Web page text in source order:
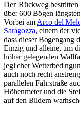
Den Rückweg
über 600 Bögen
Vorbei amArco del
Saragozza, einem der
dass dieser Bogengang
Einzig und alleine, um
höher gelegenden
jeglicher
auch noch recht
parallelen Fahrstraße
Höhenmeter und die
auf den Bildern